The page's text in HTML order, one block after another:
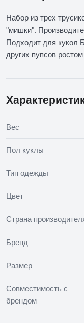
Набор из трех
"мишки".
Подходит для кукол
других пупсов
Вес
Пол куклы
Тип одежды
Цвет
Страна
Бренд
Размер
Совместимость с
брендом